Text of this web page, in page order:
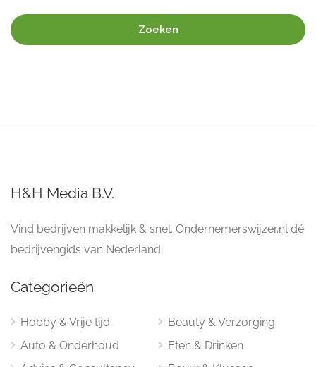
Zoeken
H&H Media B.V.
Vind bedrijven makkelijk & snel. Ondernemerswijzer.nl dé
bedrijvengids van Nederland.
Categorieën
Hobby & Vrije tijd
Auto & Onderhoud
Beauty & Verzorging
Eten & Drinken